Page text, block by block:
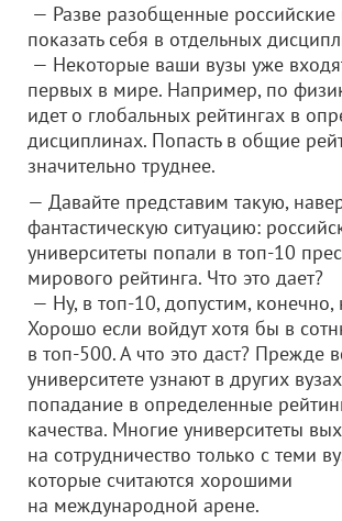
— Разве разобщенные российские
показать себя в отдельных
— Некоторые ваши вузы уже
первых в мире. Например, по
идет о глобальных рейтингах в
дисциплинах. Попасть в общие
значительно труднее.
— Давайте представим такую,
фантастическую ситуацию:
университеты попали в топ-10
мирового рейтинга. Что это дает?
— Ну, в топ-10, допустим, конечно,
Хорошо если войдут хотя бы в
в топ-500. А что это даст? Прежде
университете узнают в других
попадание в определенные
качества. Многие университеты
на сотрудничество только с теми
которые считаются хорошими
на международной арене.